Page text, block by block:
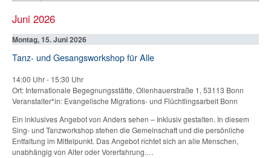
Juni 2026
Montag, 15. Juni 2026
Tanz- und Gesangsworkshop für Alle
14:00 Uhr- 15:30 Uhr
Ort: Internationale Begegnungsstätte, Ollenhauerstraße 1, 53113 Bonn
Veranstalter*in: Evangelische Migrations- und Flüchtlingsarbeit Bonn
Ein inklusives Angebot von Anders sehen – Inklusiv gestalten. In diesem
Sing- und Tanzworkshop stehen die Gemeinschaft und die persönliche
Entfaltung im Mittelpunkt. Das Angebot richtet sich an alle Menschen,
unabhängig von Alter oder Vorerfahrung.…